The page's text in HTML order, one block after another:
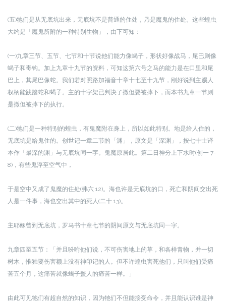
(五)牠们是从无底坑出来，无底坑不是普通的住处，乃是魔鬼的住处。 这些蝗虫
大约是「魔鬼所附的一种特别生物」，由下可知：
(一)九章三节、五节、七节和十节说他们能力像蝎子，形状好像战马，尾巴则像
蝎子和毒钩。加上九章十九节的资料，可知这第六号之马的能力是在口里和尾
巴上，其尾巴像蛇。我们若对照路加福音十章十七至十九节，刚好说到主赐人
权柄能践踏蛇和蝎子。主的十字架已判决了撒但要被摔下，而本书九章一节则
是撒但被摔下的执行。
(二)牠们是一种特别的蝗虫，有鬼魔附在身上，所以如此特别。 地是给人住的，
无底坑是给鬼住的。创世记一章二节的「渊」，原文是「深渊」，按七十士译
本作「最深的渊」与无底坑同一字。鬼魔原居此。第二日神分上下水时(创一 7-
8)，有些鬼浮至空气中，
于是空中又成了鬼魔的住处(弗六 12)。海也许是无底坑的口，死亡和阴间交出死
人是一件事，海也交出其中的死人(二十 13)。
主耶稣曾到无底坑，罗马书十章七节的阴间原文与无底坑同一字。
九章四至五节：「并且吩咐他们说，不可伤害地上的草，和各样青物，并一切
树木，惟独要伤害额上没有神印记的人。但不许蝗虫害死他们，只叫他们受痛
苦五个月，这痛苦就像蝎子螫人的痛苦一样。」
由此可见牠们有超自然的知识，因为牠们不但能接受命令，并且能认识谁是神